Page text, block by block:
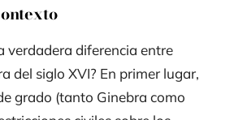
verdadera diferencia entre
del siglo XVI? En primer lugar,
grado (tanto Ginebra como